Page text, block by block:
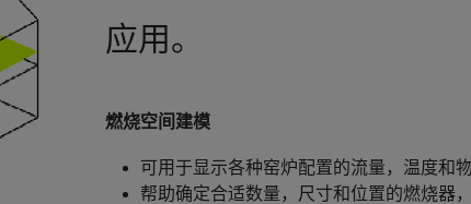
应用。
燃烧空间建模
可用于显示各种窑炉配置的流量，温度和
帮助确定合适数量，尺寸和位置的燃烧器